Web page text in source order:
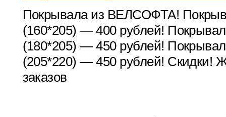
Покрывала из ВЕЛСОФТА!
(160*205) — 400 рублей!
(180*205) — 450 рублей!
(205*220) — 450 рублей! Скидки!
заказов